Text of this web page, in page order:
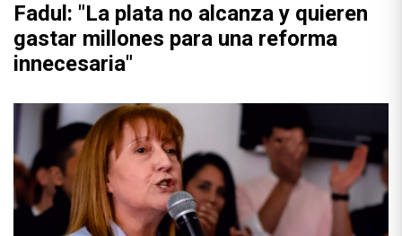
Fadul: "La plata no alcanza y quieren
gastar millones para una reforma
innecesaria"